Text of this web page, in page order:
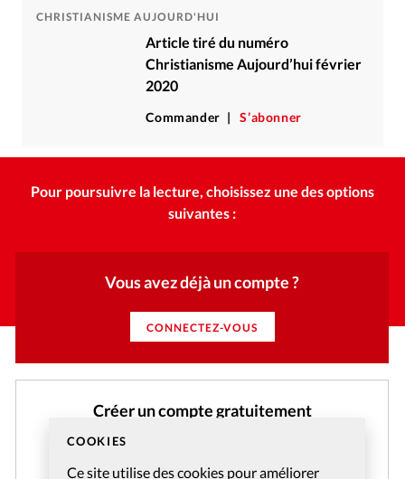
COOKIES
Ce site utilise des cookies pour améliorer
CHRISTIANISME AUJOURD'HUI
Article tiré du numéro
Christianisme Aujourd’hui février
2020
Commander S’abonner
Pour poursuivre la lecture, choisissez une des options
suivantes :
Vous avez déjà un compte ?
CONNECTEZ-VOUS
Créer un compte gratuitement
Et profitez gratuitement de l'accès aux articles web
réservés aux abonnés pendant 14 jours.